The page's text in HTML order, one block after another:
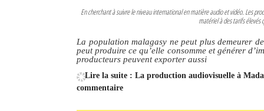
En cherchant à suivre le niveau international en matière audio et vidéo. Les
matériel à des tarifs
La population malagasy ne peut plus demeurer
peut produire ce qu’elle consomme et générer
producteurs peuvent exporter aussi
Lire la suite : La production audiovisuelle à
commentaire